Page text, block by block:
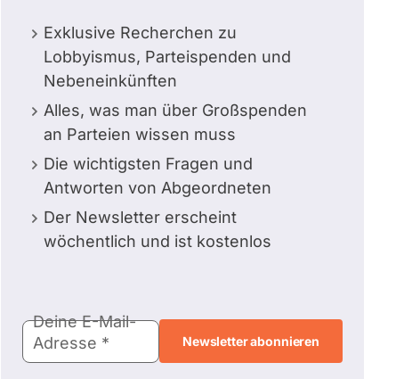
Exklusive Recherchen zu
Lobbyismus, Parteispenden und
Nebeneinkünften
Alles, was man über Großspenden
an Parteien wissen muss
Die wichtigsten Fragen und
Antworten von Abgeordneten
Der Newsletter erscheint
wöchentlich und ist kostenlos
Mail-
Adresse
Deine E-Mail-
Adresse